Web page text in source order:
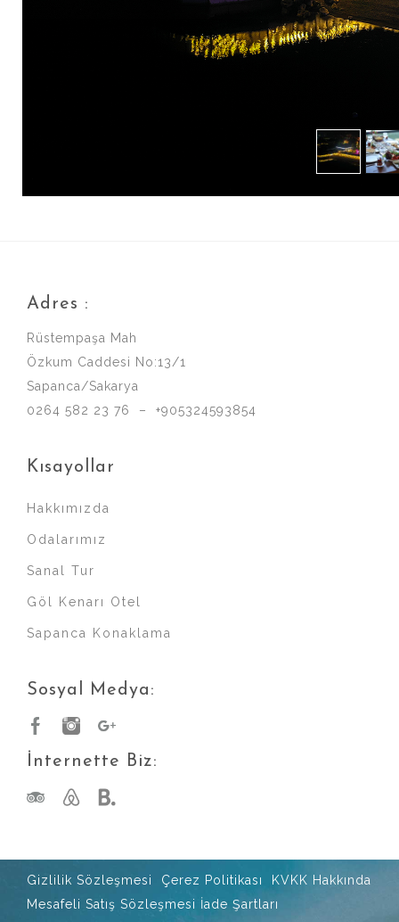
Adres :
Rüstempaşa Mah
Özkum Caddesi No:13/1
Sapanca/Sakarya
0264 582 23 76 – +905324593854
Kısayollar
Hakkımızda
Odalarımız
Sanal Tur
Göl Kenarı Otel
Sapanca Konaklama
Sosyal Medya:
İnternette Biz:
Gizlilik Sözleşmesi Çerez Politikası
KVKK Hakkında
Mesafeli Satış Sözleşmesi İade Şartları